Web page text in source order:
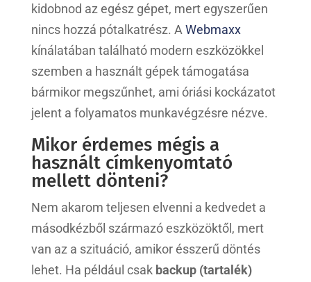
kidobnod az egész gépet, mert egyszerűen
nincs hozzá pótalkatrész. A Webmaxx
kínálatában található modern eszközökkel
szemben a használt gépek támogatása
bármikor megszűnhet, ami óriási kockázatot
jelent a folyamatos munkavégzésre nézve.
Mikor érdemes mégis a
használt címkenyomtató
mellett dönteni?
Nem akarom teljesen elvenni a kedvedet a
másodkézből származó eszközöktől, mert
van az a szituáció, amikor ésszerű döntés
lehet. Ha például csak backup (tartalék)